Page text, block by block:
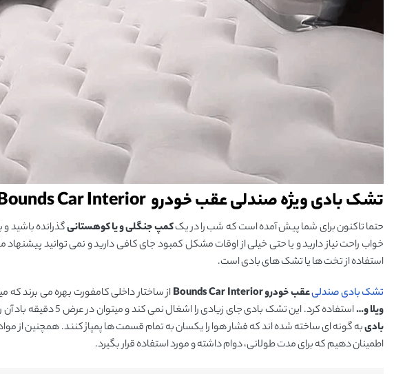
تشک بادی ویژه صندلی عقب خودرو Bounds Car Interior
حتما تاکنون برای شما پیش آمده است که شب را در یککمپ جنگلی و یا کوهستانیگذرانده باشید
خواب راحت نیاز دارید و یا حتی خیلی از اوقات مشکل کمبود جای کافی دارید و نمی توانید
استفاده از تخت ها یا تشک های بادی است.
تشک بادی صندلیعقب خودرو Bounds Car Interior از ساختار داخلی کامفورت بهره می برند که
ویلا و…استفاده کرد. این تشک بادی جای زیادی را اشغال نمی کند و میتوان در عرض 5 دقیقه باد آن را پر یا خالی کرد. برای راحتی بیشتر شما و بالا بردن کارایی، پمپ های این
بادیبه گونه ای ساخته شده اند که فشار هوا را یکسان به تمام قسمت ها پمپاژ کنند. همچنین از
اطمینان دهیم که برای مدت طولانی، دوام داشته و مورد استفاده قرار بگیرد.